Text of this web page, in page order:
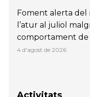
Foment alerta
l’atur al juliol
comportament de
4 d'agost de 2026
Activitats